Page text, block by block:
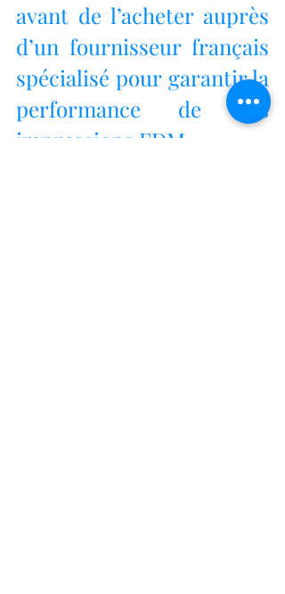
avant de l’acheter auprès
d’un fournisseur français
spécialisé pour garantir la
performance de vos
impressions FDM.